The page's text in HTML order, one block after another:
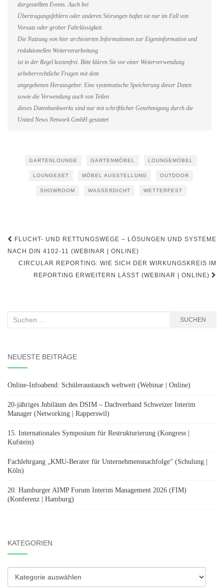
dargestellten Events. Auch bei
Übertragungsfehlern oder anderen Störungen haftet sie nur im Fall von
Vorsatz oder grober Fahrlässigkeit.
Die Nutzung von hier archivierten Informationen zur Eigeninformation und
redaktionellen Weiterverarbeitung
ist in der Regel kostenfrei. Bitte klären Sie vor einer Weiterverwendung
urheberrechtliche Fragen mit dem
angegebenen Herausgeber. Eine systematische Speicherung dieser Daten
sowie die Verwendung auch von Teilen
dieses Datenbankwerks sind nur mit schriftlicher Genehmigung durch die
United News Network GmbH gestattet
GARTENLOUNGE GARTENMÖBEL LOUNGEMÖBEL
LOUNGESET MÖBEL AUSSTELLUNG OUTDOOR
SHOWROOM WASSERDICHT WETTERFEST
Beitragsnavigation
FLUCHT- UND RETTUNGSWEGE – LÖSUNGEN UND SYSTEME
NACH DIN 4102-11 (WEBINAR | ONLINE)
CIRCULAR REPORTING: WIE SICH DER WIRKUNGSKREIS IM
REPORTING ERWEITERN LÄSST (WEBINAR | ONLINE)
Suchen
SUCHEN
NEUESTE BEITRÄGE
Online-Infoabend: Schüleraustausch weltweit (Webinar | Online)
20-jähriges Jubiläum des DSIM – Dachverband Schweizer Interim
Manager (Networking | Rapperswil)
15. Internationales Symposium für Restrukturierung (Kongress |
Kufstein)
Fachlehrgang „KMU-Berater für Unternehmensnachfolge“ (Schulung |
Köln)
20. Hamburger AIMP Forum Interim Management 2026 (FIM)
(Konferenz | Hamburg)
KATEGORIEN
Kategorien